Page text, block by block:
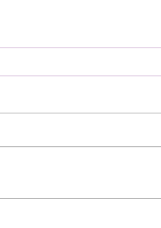
可以做什麼？